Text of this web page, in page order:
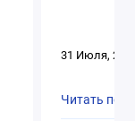
31 Июля,
Читать